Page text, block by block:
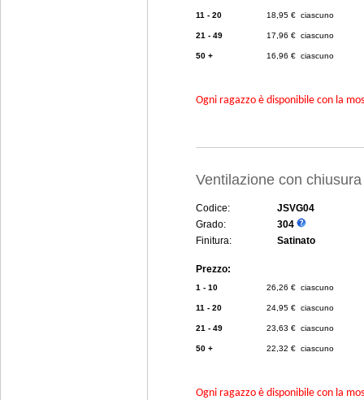
11 - 20 18,95 € ciascuno
21 - 49 17,96 € ciascuno
50 + 16,96 € ciascuno
Ogni ragazzo è disponibile con la
Ventilazione con
Codice:
JSVG04
Grado:
304
Finitura:
Satinato
Prezzo:
1 - 10 26,26 € ciascuno
11 - 20 24,95 € ciascuno
21 - 49 23,63 € ciascuno
50 + 22,32 € ciascuno
Ogni ragazzo è disponibile con la